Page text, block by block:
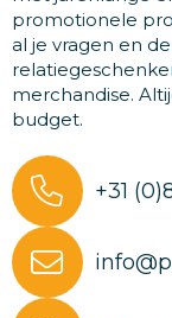
promotionele
al je vragen en
merchandise.
budget.
+31